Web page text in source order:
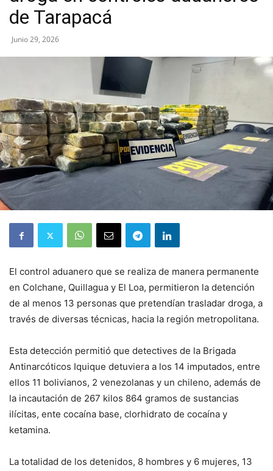
de Tarapacá
Junio 29, 2026
El control aduanero que se realiza de manera permanente
en Colchane, Quillagua y El Loa, permitieron la detención
de al menos 13 personas que pretendían trasladar droga, a
través de diversas técnicas, hacia la región metropolitana.
Esta detección permitió que detectives de la Brigada
Antinarcóticos Iquique detuviera a los 14 imputados, entre
ellos 11 bolivianos, 2 venezolanas y un chileno, además de
la incautación de 267 kilos 864 gramos de sustancias
ilícitas, ente cocaína base, clorhidrato de cocaína y
ketamina.
La totalidad de los detenidos, 8 hombres y 6 mujeres, 13